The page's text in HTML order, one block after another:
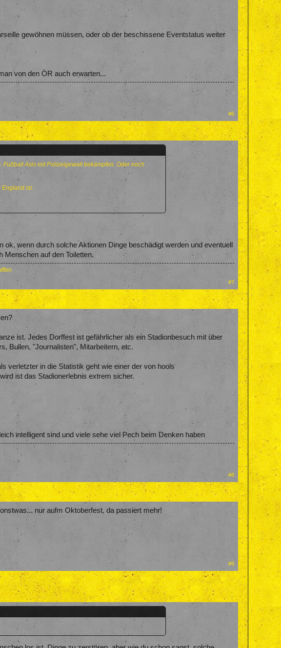
gewöhnen müssen, oder ob der beschissene Eventstatus weiter
von den ÖR auch erwarten...
#6
Fußball Asis mit Polizeigewalt bekämpfen. Oder noch
ist.
wenn durch solche Aktionen Dinge beschädigt werden und eventuell
auf den Toiletten.
#7
ist. Jedes Dorffest ist gefährlicher als ein Stadionbesuch mit über
Bullen, "Journalisten", Mitarbeitern, etc.
verletzter in die Statistik geht wie einer der von hools
ist das Stadionerlebnis extrem sicher.
intelligent sind und viele sehe viel Pech beim Denken haben
#8
nur aufm Oktoberfest, da passiert mehr!
#9